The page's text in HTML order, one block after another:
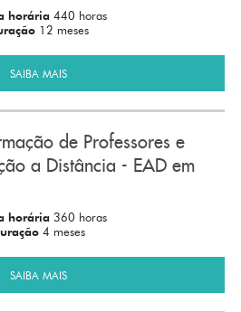
horária 440 horas
12 meses
SAIBA MAIS
de Professores e
a Distância - EAD em
horária 360 horas
4 meses
SAIBA MAIS